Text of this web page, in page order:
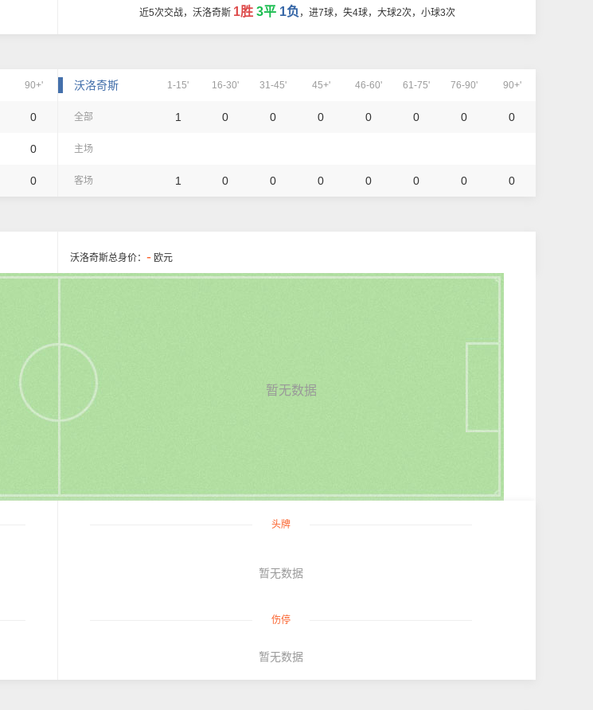
近5次交战，沃洛奇斯 1胜 3平 1负 ，进7球，失4球，大球2次，小球3次
90+'
0
0
0
沃洛奇斯 1-15' 16-30' 31-45' 45+' 46-60' 61-75' 76-90' 90+'
全部 1 0 0 0 0 0 0 0
主场
客场 1 0 0 0 0 0 0 0
沃洛奇斯总身价： - 欧元
暂无数据
头牌
暂无数据
伤停
暂无数据